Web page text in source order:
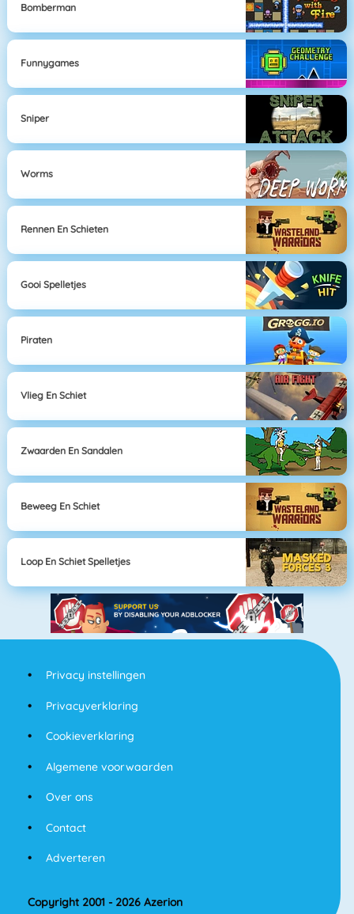
Bomberman
Funnygames
Sniper
Worms
Rennen En Schieten
Gooi Spelletjes
Piraten
Vlieg En Schiet
Zwaarden En Sandalen
Beweeg En Schiet
Loop En Schiet Spelletjes
Privacy instellingen
Privacyverklaring
Cookieverklaring
Algemene voorwaarden
Over ons
Contact
Adverteren
Copyright 2001 - 2026 Azerion